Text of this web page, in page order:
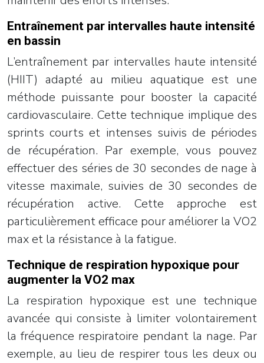
Entraînement par intervalles haute intensité
en bassin
L’entraînement par intervalles haute intensité
(HIIT) adapté au milieu aquatique est une
méthode puissante pour booster la capacité
cardiovasculaire. Cette technique implique des
sprints courts et intenses suivis de périodes
de récupération. Par exemple, vous pouvez
effectuer des séries de 30 secondes de nage à
vitesse maximale, suivies de 30 secondes de
récupération active. Cette approche est
particulièrement efficace pour améliorer la VO2
max et la résistance à la fatigue.
Technique de respiration hypoxique pour
augmenter la VO2 max
La respiration hypoxique est une technique
avancée qui consiste à limiter volontairement
la fréquence respiratoire pendant la nage. Par
exemple, au lieu de respirer tous les deux ou